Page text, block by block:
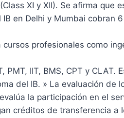
XI y XII). Se afirma que
en Delhi y Mumbai cobran
profesionales como
IIT, BMS, CPT y CLAT.
del IB. » La evaluación de
la participación en el
créditos de transferencia a